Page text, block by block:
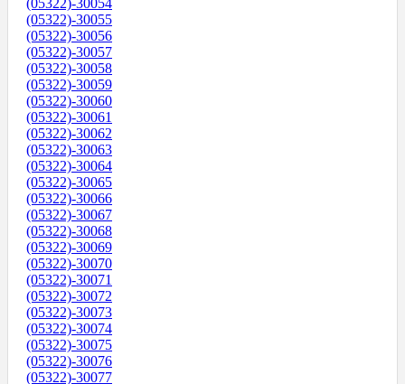
(05322)-30054
(05322)-30055
(05322)-30056
(05322)-30057
(05322)-30058
(05322)-30059
(05322)-30060
(05322)-30061
(05322)-30062
(05322)-30063
(05322)-30064
(05322)-30065
(05322)-30066
(05322)-30067
(05322)-30068
(05322)-30069
(05322)-30070
(05322)-30071
(05322)-30072
(05322)-30073
(05322)-30074
(05322)-30075
(05322)-30076
(05322)-30077